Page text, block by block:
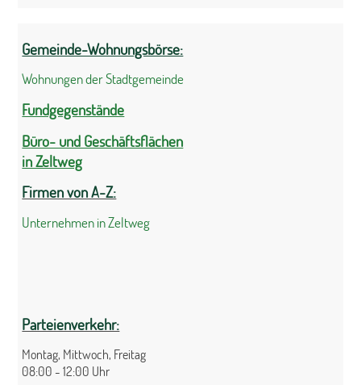
Gemeinde-Wohnungsbörse:
Wohnungen der Stadtgemeinde
Fundgegenstände
Büro- und Geschäftsflächen
in Zeltweg
Firmen von A-Z:
Unternehmen in Zeltweg
Parteienverkehr:
Montag, Mittwoch, Freitag
08:00 - 12:00 Uhr